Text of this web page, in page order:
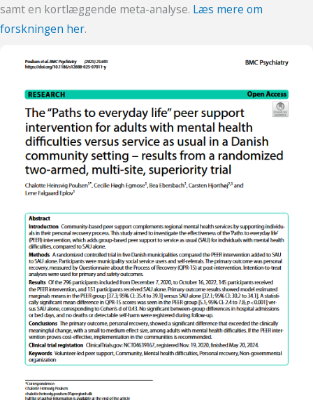
samt en kortlæggende meta-analyse. Læs mere om
forskningen her.